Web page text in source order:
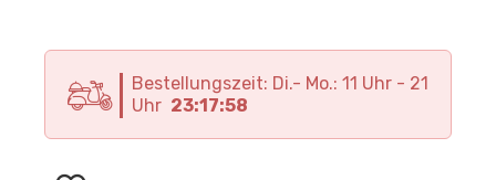
Bestellungszeit: Di.- Mo.: 11 Uhr - 21
Uhr 23:17:58